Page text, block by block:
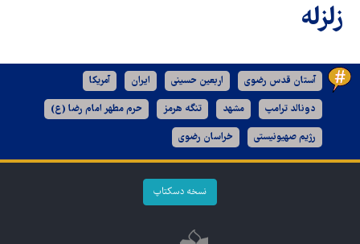
زلزله
آستان قدس رضوی اربعین حسینی ایران آمریکا
دونالد ترامپ مشهد تنگه هرمز حرم مطهر امام رضا (ع)
رژیم صهیونیستی خراسان رضوی
نسخه دسکتاپ